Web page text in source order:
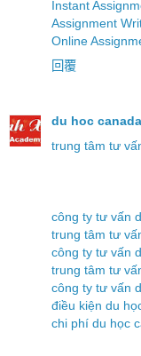
Instant
Assignment
Online
回覆
du hoc
trung tâm tư
công ty tư vấn
trung tâm tư
công ty tư vấn
trung tâm tư
công ty tư vấn
điều kiện du
chi phí du học